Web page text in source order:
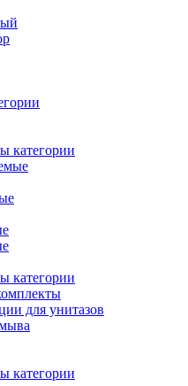
категории
категории
для унитазов
категории